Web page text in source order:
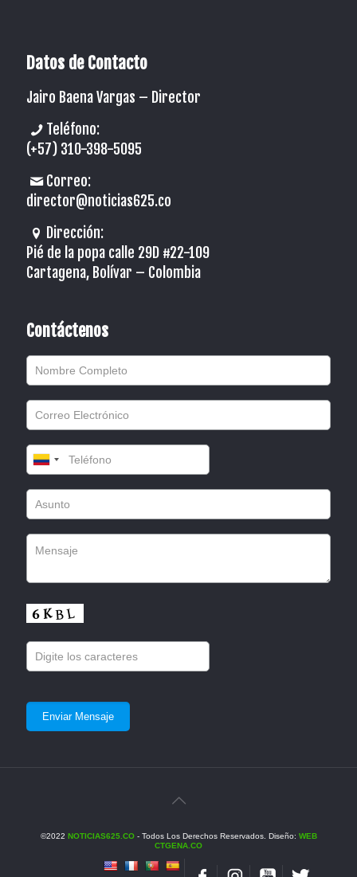
Datos de Contacto
Jairo Baena Vargas – Director
Teléfono:
(+57) 310-398-5095
Correo:
director@noticias625.co
Dirección:
Pié de la popa calle 29D #22-109
Cartagena, Bolívar – Colombia
Contáctenos
©2022 NOTICIAS625.CO- Todos Los Derechos Reservados. Diseño: WEB
CTGENA.CO